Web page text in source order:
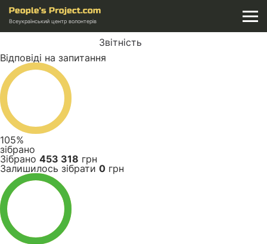
Всеукраїнський центр волонтерів
Звітність
Відповіді на запитання
105%
зібрано
Зібрано 453 318 грн
Залишилось зібрати 0 грн